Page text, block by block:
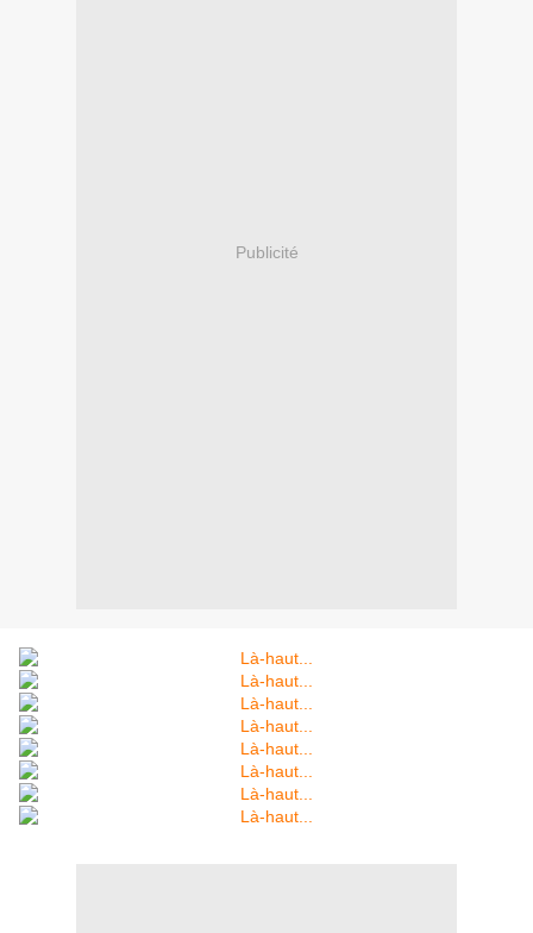
Publicité